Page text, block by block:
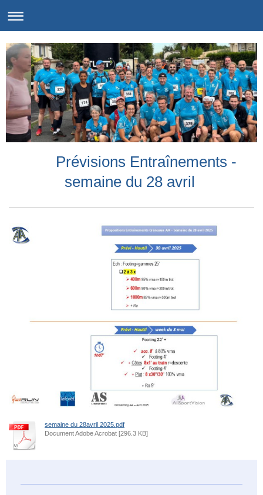
Prévisions Entraînements -
semaine du 28 avril
semaine du 28avril 2025.pdf
Document Adobe Acrobat [296.3 KB]